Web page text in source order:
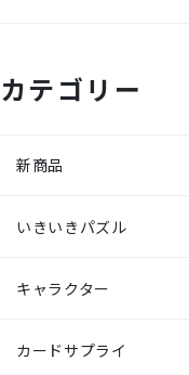
カテゴリー
新商品
いきいきパズル
キャラクター
カードサプライ